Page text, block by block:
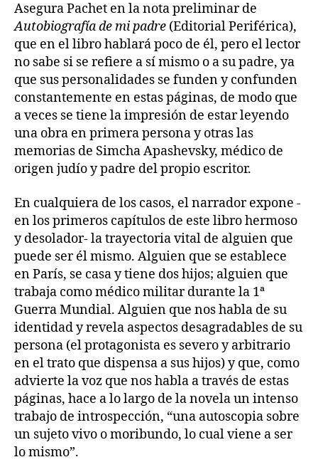
Asegura Pachet en la nota preliminar de
Autobiografía de mi padre (Editorial Periférica),
que en el libro hablará poco de él, pero el lector
no sabe si se refiere a sí mismo o a su padre, ya
que sus personalidades se funden y confunden
constantemente en estas páginas, de modo que
a veces se tiene la impresión de estar leyendo
una obra en primera persona y otras las
memorias de Simcha Apashevsky, médico de
origen judío y padre del propio escritor.
En cualquiera de los casos, el narrador expone -
en los primeros capítulos de este libro hermoso
y desolador- la trayectoria vital de alguien que
puede ser él mismo. Alguien que se establece
en París, se casa y tiene dos hijos; alguien que
trabaja como médico militar durante la 1ª
Guerra Mundial. Alguien que nos habla de su
identidad y revela aspectos desagradables de su
persona (el protagonista es severo y arbitrario
en el trato que dispensa a sus hijos) y que, como
advierte la voz que nos habla a través de estas
páginas, hace a lo largo de la novela un intenso
trabajo de introspección, “una autoscopia sobre
un sujeto vivo o moribundo, lo cual viene a ser
lo mismo”.